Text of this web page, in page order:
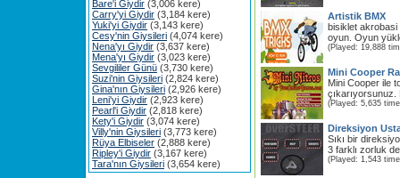
Bare'i Giydir (3,006 kere)
Carry'yi Giydir (3,184 kere)
Yuki'yi Giydir (3,143 kere)
Cesy'nin Giysileri (4,074 kere)
Nena'yı Giydir (3,637 kere)
Mena'yı Giydir (3,023 kere)
Sevgililer Günü (3,730 kere)
Suzi'nin Giysileri (2,824 kere)
Gina'nın Giysileri (2,926 kere)
Leni'yi Giydir (2,923 kere)
Pearl'i Giydir (2,818 kere)
Kety'i Giydir (3,074 kere)
Villy'nin Giysileri (3,773 kere)
Rüya Elbiseler (2,888 kere)
Ripley'i Giydir (3,167 kere)
Tara'nın Giysileri (3,654 kere)
Artistik BMX
bisiklet akrobasi
oyun. Oyun
(Played: 19,888
Mini Cooper
Mini Cooper ile
(Played: 5,635
Direksiyon
Sıkı bir
3 farklı zorluk
(Played: 1,543